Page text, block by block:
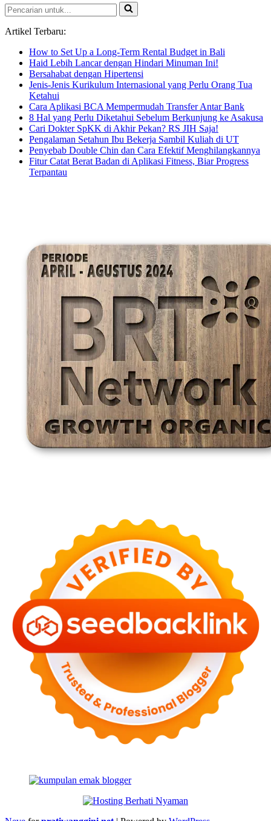
Pencarian
untuk...
Artikel Terbaru:
How to Set Up a Long-Term Rental Budget in Bali
Haid Lebih Lancar dengan Hindari Minuman Ini!
Bersahabat dengan Hipertensi
Jenis-Jenis Kurikulum Internasional yang Perlu Orang Tua
Ketahui
Cara Aplikasi BCA Mempermudah Transfer Antar Bank
8 Hal yang Perlu Diketahui Sebelum Berkunjung ke Asakusa
Cari Dokter SpKK di Akhir Pekan? RS JIH Saja!
Pengalaman Setahun Ibu Bekerja Sambil Kuliah di UT
Penyebab Double Chin dan Cara Efektif Menghilangkannya
Fitur Catat Berat Badan di Aplikasi Fitness, Biar Progress
Terpantau